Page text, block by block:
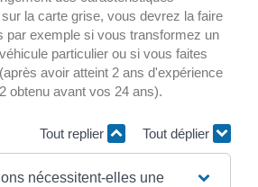
la carte grise, vous devrez la faire
par exemple si vous transformez un
particulier ou si vous faites
avoir atteint 2 ans d'expérience
obtenu avant vos 24 ans).
Tout replier Tout déplier
nécessitent-elles une